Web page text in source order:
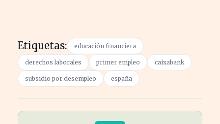
Etiquetas: educación financiera
derechos laborales primer empleo caixabank
subsidio por desempleo españa